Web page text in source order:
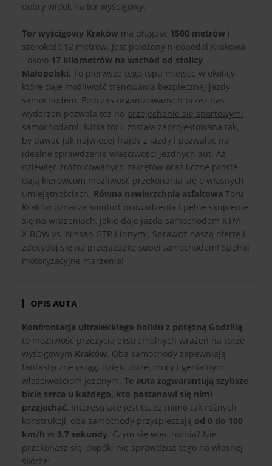
dobry widok na tor wyścigowy.
Tor wyścigowy Kraków ma długość 1500 metrów i
szerokość 12 metrów. Jest położony nieopodal Krakowa
- około 17 kilometrów na wschód od stolicy
Małopolski. To pierwsze tego typu miejsce w okolicy,
które daje możliwość trenowania bezpiecznej jazdy
samochodem. Podczas organizowanych przez nas
wydarzeń pozwala też na przejechanie się sportowymi
samochodami. Nitka toru została zaprojektowana tak,
by dawać jak najwięcej frajdy z jazdy i pozwalać na
idealne sprawdzenie właściwości jezdnych aut. Aż
dziewięć zróżnicowanych zakrętów oraz liczne proste
dają kierowcom możliwość przekonania się o własnych
umiejętnościach. Równa nawierzchnia asfaltowa Toru
Kraków oznacza komfort prowadzenia i pełne skupienie
się na wrażeniach, jakie daje jazda samochodem KTM
X-BOW vs. Nissan GTR i innymi. Sprawdź naszą ofertę i
zdecyduj się na przejażdżkę supersamochodem! Spełnij
motoryzacyjne marzenia!
OPIS AUTA
Konfrontacja ultralekkiego bolidu z potężną Godzillą
to możliwość przeżycia ekstremalnych wrażeń na torze
wyścigowym Kraków. Oba samochody zapewniają
fantastyczne osiągi dzięki dużej mocy i genialnym
właściwościom jezdnym. Te auta zagwarantują szybsze
bicie serca u każdego, kto postanowi się nimi
przejechać. Interesujące jest to, że mimo tak różnych
konstrukcji, oba samochody przyspieszają od 0 do 100
km/h w 3,7 sekundy. Czym się więc różnią? Nie
przekonasz się, dopóki nie sprawdzisz tego na własnej
skórze!